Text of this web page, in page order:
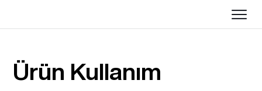
Ürün Kullanım